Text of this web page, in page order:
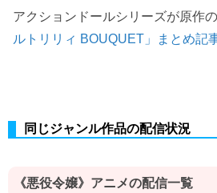
アクションドールシリーズが原作
ルトリリィ BOUQUET」まとめ記
同じジャンル作品の配信状況
《悪役令嬢》アニメの配信一覧